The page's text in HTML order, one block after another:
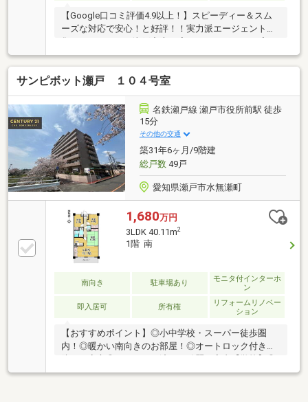
【Google口コミ評価4.9以上！】スピーディー＆スム
ーズな対応で安心！と好評！！実力派エージェントが
南向きバルコニー・スーパー徒歩３分・角部屋◆周辺
環境◆・瀬戸市立みつば小学校まで徒歩14分(約
1080m)・瀬戸市立幡山中学校まで徒歩22分(約
1700m)・ドミー瀬戸菱野店まで徒歩3分(約230m)・
V・drug瀬戸菱野店まで徒歩6分(約470m)・デイリーヤ
マザキ瀬戸東赤重店まで徒歩7分(約510m)
サンピボット瀬戸 １０４号室
名鉄瀬戸線 瀬戸市役所前駅 徒歩
15分
その他の交通
築31年6ヶ月/9階建
総戸数49戸
愛知県瀬戸市水無瀬町
1,680万円
3LDK 40.11m2
1階 南
南向き 駐車場あり
モニタ付インターホ
ン
即入居可 所有権
リフォームリノベー
ション
【おすすめポイント】◎小中学校・スーパー徒歩圏
内！◎暖かい南向きのお部屋！◎オートロック付きで
防犯も安心◎リフォーム済みで綺麗な室内【学校】◎
陶原小学校 徒歩約13分！ ◎水無瀬中学校 徒歩約12